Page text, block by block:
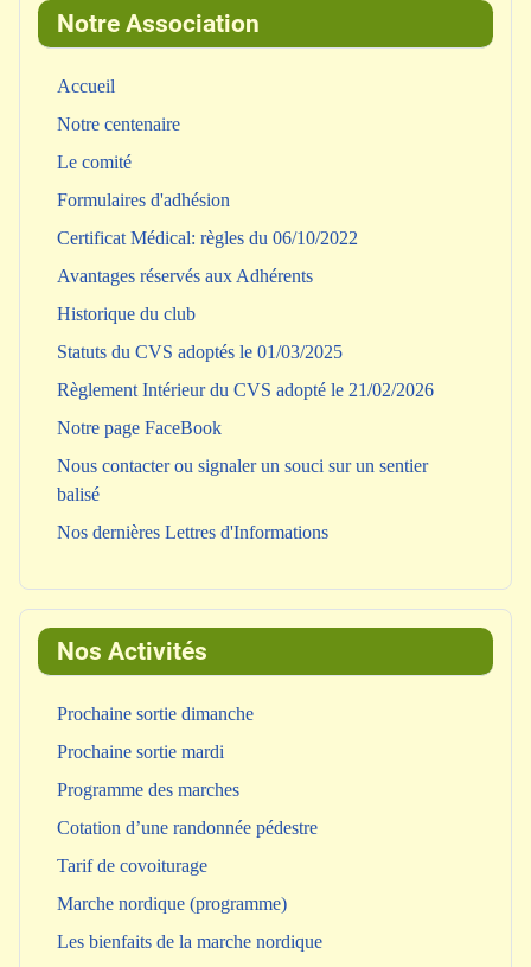
Notre Association
Accueil
Notre centenaire
Le comité
Formulaires d'adhésion
Certificat Médical: règles du 06/10/2022
Avantages réservés aux Adhérents
Historique du club
Statuts du CVS adoptés le 01/03/2025
Règlement Intérieur du CVS adopté le 21/02/2026
Notre page FaceBook
Nous contacter ou signaler un souci sur un sentier
balisé
Nos dernières Lettres d'Informations
Nos Activités
Prochaine sortie dimanche
Prochaine sortie mardi
Programme des marches
Cotation d’une randonnée pédestre
Tarif de covoiturage
Marche nordique (programme)
Les bienfaits de la marche nordique